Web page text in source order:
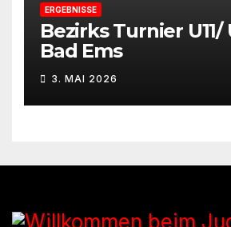
ERGEBNISSE
Bezirks Turnier U11/
Bad Ems
3. MAI 2026